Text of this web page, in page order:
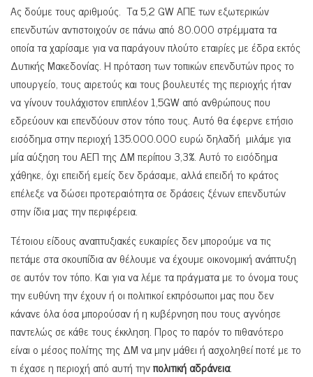
Ας δούμε τους αριθμούς. Τα 5,2 GW ΑΠΕ των εξωτερικών
επενδυτών αντιστοιχούν σε πάνω από 80.000 στρέμματα τα
οποία τα χαρίσαμε για να παράγουν πλούτο εταιρίες με έδρα εκτός
Δυτικής Μακεδονίας. Η πρόταση των τοπικών επενδυτών προς το
υπουργείο, τους αιρετούς και τους βουλευτές της περιοχής ήταν
να γίνουν τουλάχιστον επιπλέον 1,5GW από ανθρώπους που
εδρεύουν και επενδύουν στον τόπο τους. Αυτό θα έφερνε ετήσιο
εισόδημα στην περιοχή 135.000.000 ευρώ δηλαδή μιλάμε για
μία αύξηση του ΑΕΠ της ΔΜ περίπου 3,3%. Αυτό το εισόδημα
χάθηκε, όχι επειδή εμείς δεν δράσαμε, αλλά επειδή το κράτος
επέλεξε να δώσει προτεραιότητα σε δράσεις ξένων επενδυτών
στην ίδια μας την περιφέρεια.
Τέτοιου είδους αναπτυξιακές ευκαιρίες δεν μπορούμε να τις
πετάμε στα σκουπίδια αν θέλουμε να έχουμε οικονομική ανάπτυξη
σε αυτόν τον τόπο. Και για να λέμε τα πράγματα με το όνομα τους
την ευθύνη την έχουν ή οι πολιτικοί εκπρόσωποι μας που δεν
κάνανε όλα όσα μπορούσαν ή η κυβέρνηση που τους αγνόησε
παντελώς σε κάθε τους έκκληση. Προς το παρόν το πιθανότερο
είναι ο μέσος πολίτης της ΔΜ να μην μάθει ή ασχοληθεί ποτέ με το
τι έχασε η περιοχή από αυτή τηνπολιτική αδράνεια.